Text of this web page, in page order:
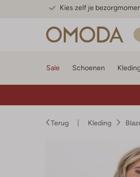
Kies zelf je
Sale Schoenen
Terug Kleding